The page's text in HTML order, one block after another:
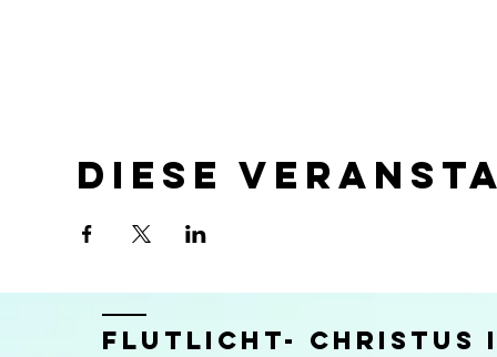
Diese
FLUTLICHT- CHRISTUS